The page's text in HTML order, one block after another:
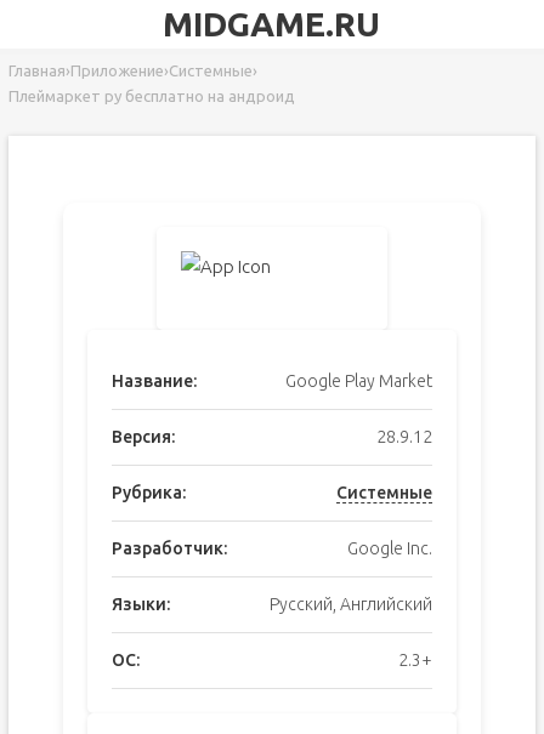
MIDGAME.RU
Главная›Приложение›Системные›
Плеймаркет ру бесплатно на андроид
Название: Google Play Market
Версия: 28.9.12
Рубрика: Системные
Разработчик: Google Inc.
Языки: Русский, Английский
ОС: 2.3+